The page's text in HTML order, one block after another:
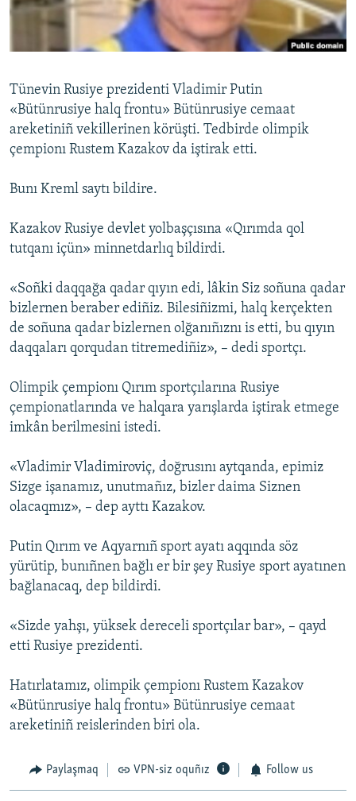
Русский
Українською
Tünevin Rusiye prezidenti Vladimir Putin
«Bütünrusiye halq frontu» Bütünrusiye cemaat
areketiniñ vekillerinen körüşti. Tedbirde olimpik
çempionı Rustem Kazakov da iştirak etti.
Bunı Kreml saytı bildire.
Kazakov Rusiye devlet yolbaşçısına «Qırımda qol
tutqanı içün» minnetdarlıq bildirdi.
«Soñki daqqağa qadar qıyın edi, lâkin Siz soñuna qadar
bizlernen beraber ediñiz. Bilesiñizmi, halq kerçekten
de soñuna qadar bizlernen olğanıñıznı is etti, bu qıyın
daqqaları qorqudan titremediñiz», – dedi sportçı.
Olimpik çempionı Qırım sportçılarına Rusiye
çempionatlarında ve halqara yarışlarda iştirak etmege
imkân berilmesini istedi.
«Vladimir Vladimiroviç, doğrusını aytqanda, epimiz
Sizge işanamız, unutmañız, bizler daima Siznen
olacaqmız», – dep ayttı Kazakov.
Putin Qırım ve Aqyarnıñ sport ayatı aqqında söz
yürütip, bunıñnen bağlı er bir şey Rusiye sport ayatınen
bağlanacaq, dep bildirdi.
«Sizde yahşı, yüksek dereceli sportçılar bar», – qayd
etti Rusiye prezidenti.
Hatırlatamız, olimpik çempionı Rustem Kazakov
«Bütünrusiye halq frontu» Bütünrusiye cemaat
areketiniñ reislerinden biri ola.
Paylaşmaq VPN-siz oquñız Follow us